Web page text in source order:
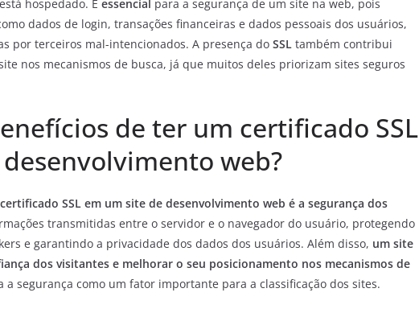
hospedado. É essencial para a segurança de um site na web, pois
dados de login, transações financeiras e dados pessoais dos usuários,
por terceiros mal-intencionados. A presença do SSL também contribui
nos mecanismos de busca, já que muitos deles priorizam sites seguros
de ter um certificado SSL
web?
SSL em um site de desenvolvimento web é a segurança dos
transmitidas entre o servidor e o navegador do usuário, protegendo
e garantindo a privacidade dos dados dos usuários. Além disso, um site
dos visitantes e melhorar o seu posicionamento nos mecanismos de
a segurança como um fator importante para a classificação dos sites.